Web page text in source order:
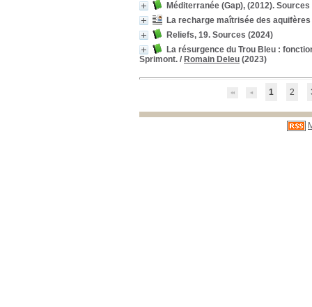
Méditerranée (Gap), (2012).
La recharge maîtrisée des aquifères
Reliefs, 19. Sources (2024)
La résurgence du Trou Bleu :
Sprimont. / Romain Deleu (2023)
1 2